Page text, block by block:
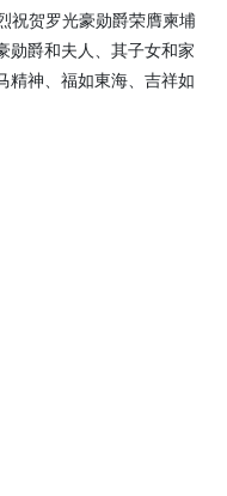
祝贺罗光豪勋爵荣膺柬埔
勋爵和夫人、其子女和家
精神、福如東海、吉祥如